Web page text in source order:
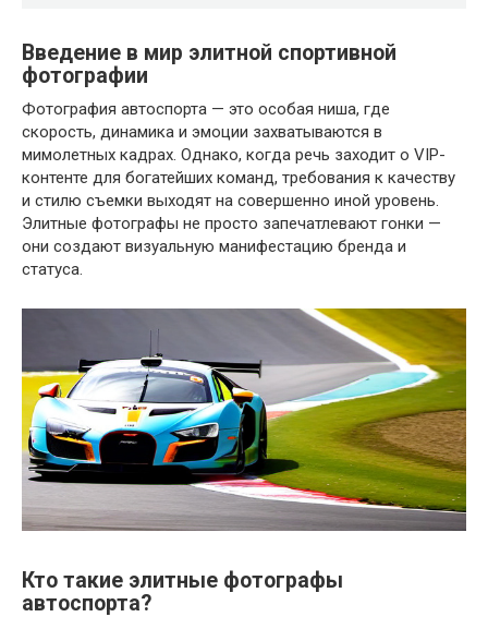
Введение в мир элитной спортивной
фотографии
Фотография автоспорта — это особая ниша, где
скорость, динамика и эмоции захватываются в
мимолетных кадрах. Однако, когда речь заходит о VIP-
контенте для богатейших команд, требования к качеству
и стилю съемки выходят на совершенно иной уровень.
Элитные фотографы не просто запечатлевают гонки —
они создают визуальную манифестацию бренда и
статуса.
Кто такие элитные фотографы
автоспорта?